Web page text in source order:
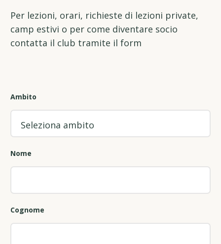
Per lezioni, orari, richieste di lezioni private,
camp estivi o per come diventare socio
contatta il club tramite il form
Ambito
Nome
Cognome